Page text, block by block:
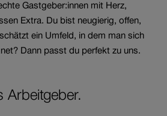
Gastgeber:innen mit Herz,
Extra. Du bist neugierig, offen,
ein Umfeld, in dem man sich
Dann passt du perfekt zu uns.
Arbeitgeber.